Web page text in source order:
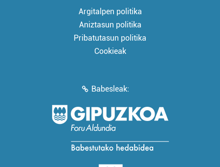
Argitalpen politika
Aniztasun politika
Pribatutasun politika
Cookieak
Babesleak: